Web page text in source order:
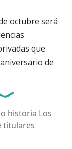
octubre será
que
de
historia Los
titulares